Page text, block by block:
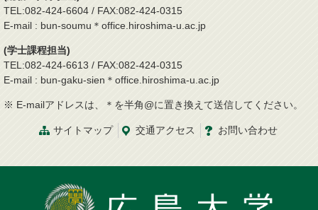
TEL:082-424-6604 / FAX:082-424-0315
E-mail : bun-soumu＊office.hiroshima-u.ac.jp
(学士課程担当)
TEL:082-424-6613 / FAX:082-424-0315
E-mail : bun-gaku-sien＊office.hiroshima-u.ac.jp
※ E-mailアドレスは、＊を半角@に置き換えて送信してください。
サイトマップ 交通アクセス お問い合わせ